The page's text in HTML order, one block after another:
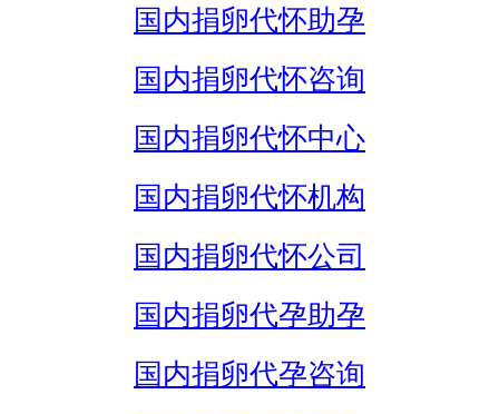
国内捐卵代怀助孕
国内捐卵代怀咨询
国内捐卵代怀中心
国内捐卵代怀机构
国内捐卵代怀公司
国内捐卵代孕助孕
国内捐卵代孕咨询